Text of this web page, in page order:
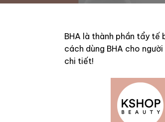
BHA là thành phần tẩy tế
cách dùng BHA cho
chi tiết!